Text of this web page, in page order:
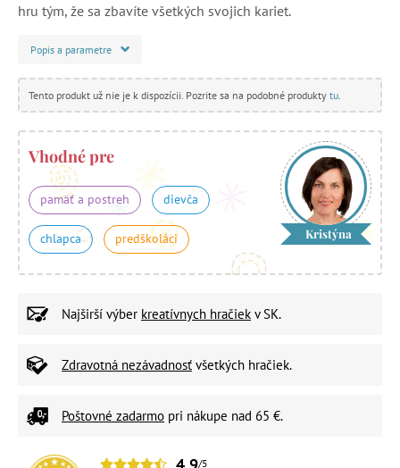
hru tým, že sa zbavíte všetkých svojich kariet.
Popis a parametre
Tento produkt už nie je k dispozícii. Pozrite sa na podobné produkty tu
Vhodné pre
pamäť a postreh dievča
chlapca predškoláci Kristýna
Najširší výber kreatívnych hračiek v SK.
Zdravotná nezávadnosť všetkých hračiek.
Poštovné zadarmo pri nákupe nad 65 €.
/5